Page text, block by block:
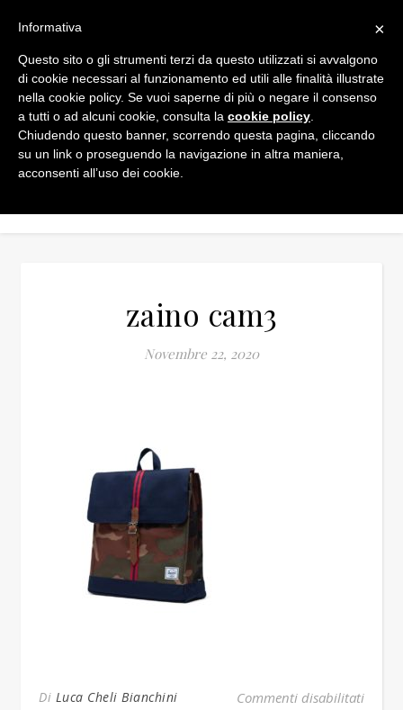
zaino cam3
Novembre 22, 2020
Di Luca Cheli Bianchini Commenti disabilitatisu
×
Informativa
Questo sito o gli strumenti terzi da questo utilizzati si avvalgono
di cookie necessari al funzionamento ed utili alle finalità illustrate
nella cookie policy. Se vuoi saperne di più o negare il consenso
a tutti o ad alcuni cookie, consulta la cookie policy
Chiudendo questo banner, scorrendo questa pagina, cliccando
su un link o proseguendo la navigazione in altra maniera,
acconsenti all’uso dei cookie.